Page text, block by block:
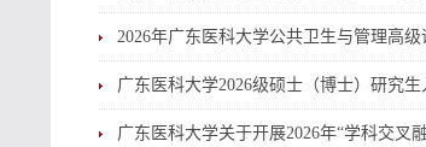
2026年广东医科大学公共卫生与管理高
广东医科大学2026级硕士（博士）研究生
广东医科大学关于开展2026年“学科交